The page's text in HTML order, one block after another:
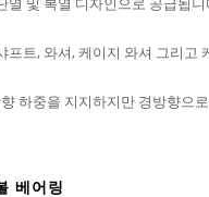
프트, 와셔, 케이지 와셔 그리
하중을 지지하지만 경방향으
베어링